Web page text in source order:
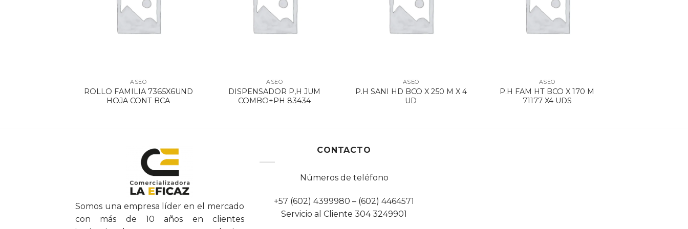
ASEO
ROLLO FAMILIA 7365X6UND
HOJA CONT BCA
ASEO
DISPENSADOR P,H JUM
COMBO+PH 83434
ASEO
P.H SANI HD BCO X 250 M X 4
UD
ASEO
P.H FAM HT BCO X 170 M
71177 X4 UDS
Somos una empresa líder en el mercado
con más de 10 años en clientes
CONTACTO
Números de teléfono
+57 (602) 4399980 – (602) 4464571
Servicio al Cliente 304 3249901